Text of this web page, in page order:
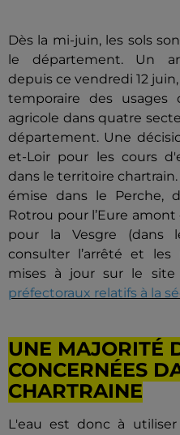
Dès la mi-juin, les sols
le département. Un
depuis ce vendredi 12
temporaire des
agricole dans quatre
département. Une
et-Loir pour les cours
dans le territoire
émise dans le Perche,
Rotrou pour l’Eure
pour la Vesgre (dans
consulter l’arrêté et les
mises à jour sur le
préfectoraux relatifs à la
UNE MAJORITÉ
CONCERNÉES
CHARTRAINE
L'eau est donc à